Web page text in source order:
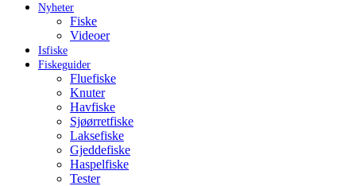
Nyheter
Fiske
Videoer
Isfiske
Fiskeguider
Fluefiske
Knuter
Havfiske
Sjøørretfiske
Laksefiske
Gjeddefiske
Haspelfiske
Tester